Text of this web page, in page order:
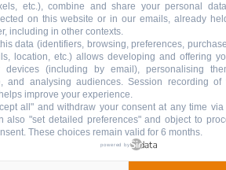
du
etc.), combine and share your personal
on this website or in our emails, already
including in other contexts.
data (identifiers, browsing, preferences,
location, etc.) allows developing and offering
devices (including by email), personalising
and analysing audiences. Session recording of
improve your experience.
all" and withdraw your consent at any time
also "set detailed preferences" and object to
These choices remain valid for 6 months.
powered by